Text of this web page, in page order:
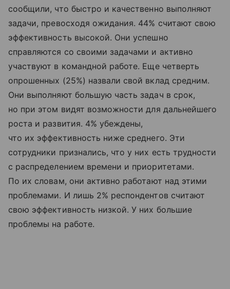
сообщили, что быстро и качественно выполняют
задачи, превосходя ожидания. 44% считают свою
эффективность высокой. Они успешно
справляются со своими задачами и активно
участвуют в командной работе. Еще четверть
опрошенных (25%) назвали свой вклад средним.
Они выполняют большую часть задач в срок,
но при этом видят возможности для дальнейшего
роста и развития. 4% убеждены,
что их эффективность ниже среднего. Эти
сотрудники признались, что у них есть трудности
с распределением времени и приоритетами.
По их словам, они активно работают над этими
проблемами. И лишь 2% респондентов считают
свою эффективность низкой. У них большие
проблемы на работе.